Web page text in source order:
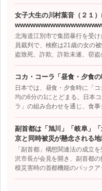
女子大生の川村葉音（２１
北海道江別市で集団暴行を受
員裁判で、検察は21歳の女の
盗致死、詐欺、詐欺未遂、窃
コカ・コーラ「昼食・夕食
日本では、昼食・夕食時に「
均の6分の1にとどまる。日本
ラ」の組み合わせを通じ、食
副首都は「旭川」「岐阜」
京と同時被災が懸念される
「副首都」構想関連法の成立
沢市長が会見を開き、副首都
模災害時の首都機能のバック